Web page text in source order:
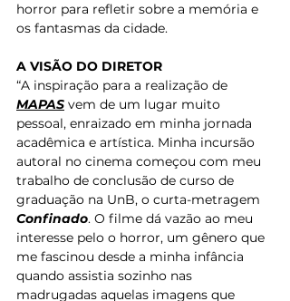
horror para refletir sobre a memória e
os fantasmas da cidade.
A VISÃO DO DIRETOR
“A inspiração para a realização de
MAPAS vem de um lugar muito
pessoal, enraizado em minha jornada
acadêmica e artística. Minha incursão
autoral no cinema começou com meu
trabalho de conclusão de curso de
graduação na UnB, o curta-metragem
Confinado. O filme dá vazão ao meu
interesse pelo o horror, um gênero que
me fascinou desde a minha infância
quando assistia sozinho nas
madrugadas aquelas imagens que